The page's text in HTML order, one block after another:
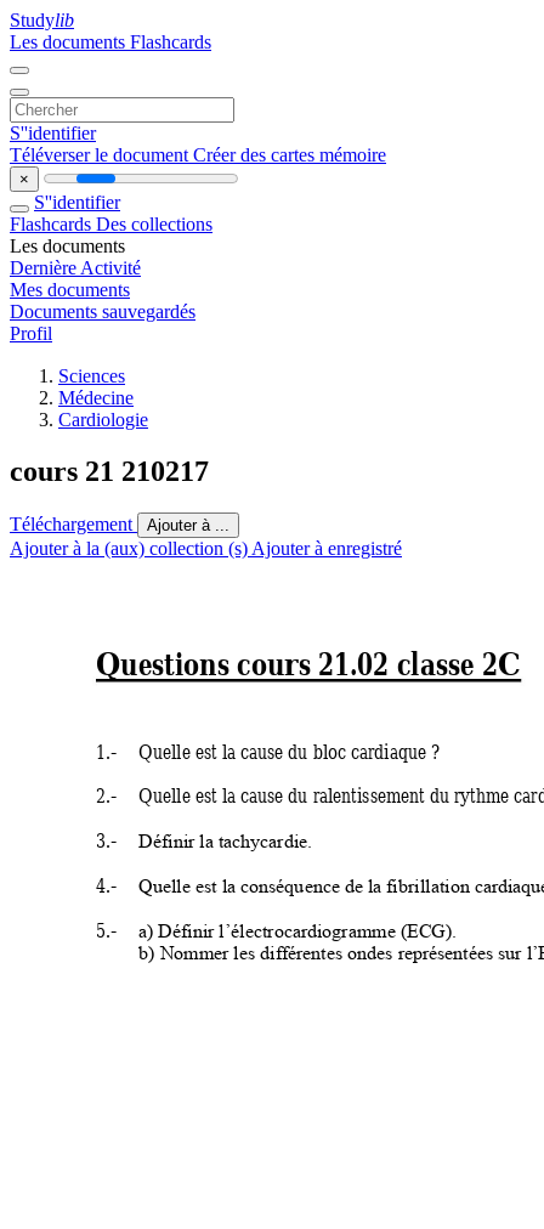
Studylib
Les documents Flashcards
S''identifier
Téléverser le document Créer des cartes mémoire
×
S''identifier
Flashcards Des collections
Les documents
Dernière Activité
Mes documents
Documents sauvegardés
Profil
Sciences
Médecine
Cardiologie
cours 21 210217
Téléchargement Ajouter à ...
Ajouter à la (aux) collection (s) Ajouter à enregistré
Questions cours 21.02 classe 2C
1.- Quelle est la cause du bloc cardiaque ?
2.- Quelle est la cause du ralentissement du rythme
3.- Définir la tachycardie.
4.- Quelle est la conséquence de la fibrillation
5.- a) Définir l’électrocardiogramme (ECG).
b) Nommer les différentes ondes représentées sur